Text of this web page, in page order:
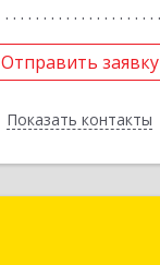
Отправить заявку
Показать контакты
Отправить заявку
Назад